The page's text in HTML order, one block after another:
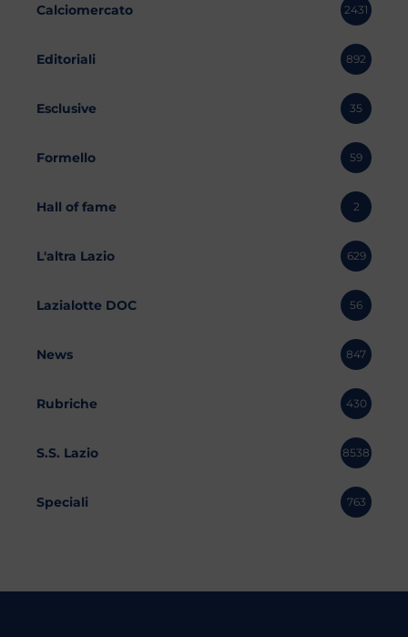
Calciomercato 2431
Editoriali 892
Esclusive 35
Formello 59
Hall of fame 2
L'altra Lazio 629
Lazialotte DOC 56
News 847
Rubriche 430
S.S. Lazio 8538
Speciali 763